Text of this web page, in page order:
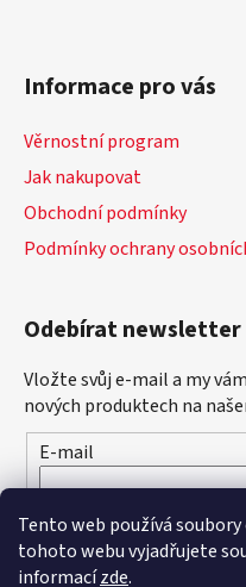
Tento web používá
tohoto webu vyjadřujete
informacízde.
Informace pro vás
Věrnostní program
Jak nakupovat
Obchodní podmínky
Podmínky ochrany
Odebírat newsletter
Vložte svůj e-mail a my
nových produktech na
E-mail
Vložením e-mailu
osobních údajů